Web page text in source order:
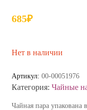
685₽
Нет в наличии
Артикул: 00-00051976
Категория: Чайные
Чайная пара упакована